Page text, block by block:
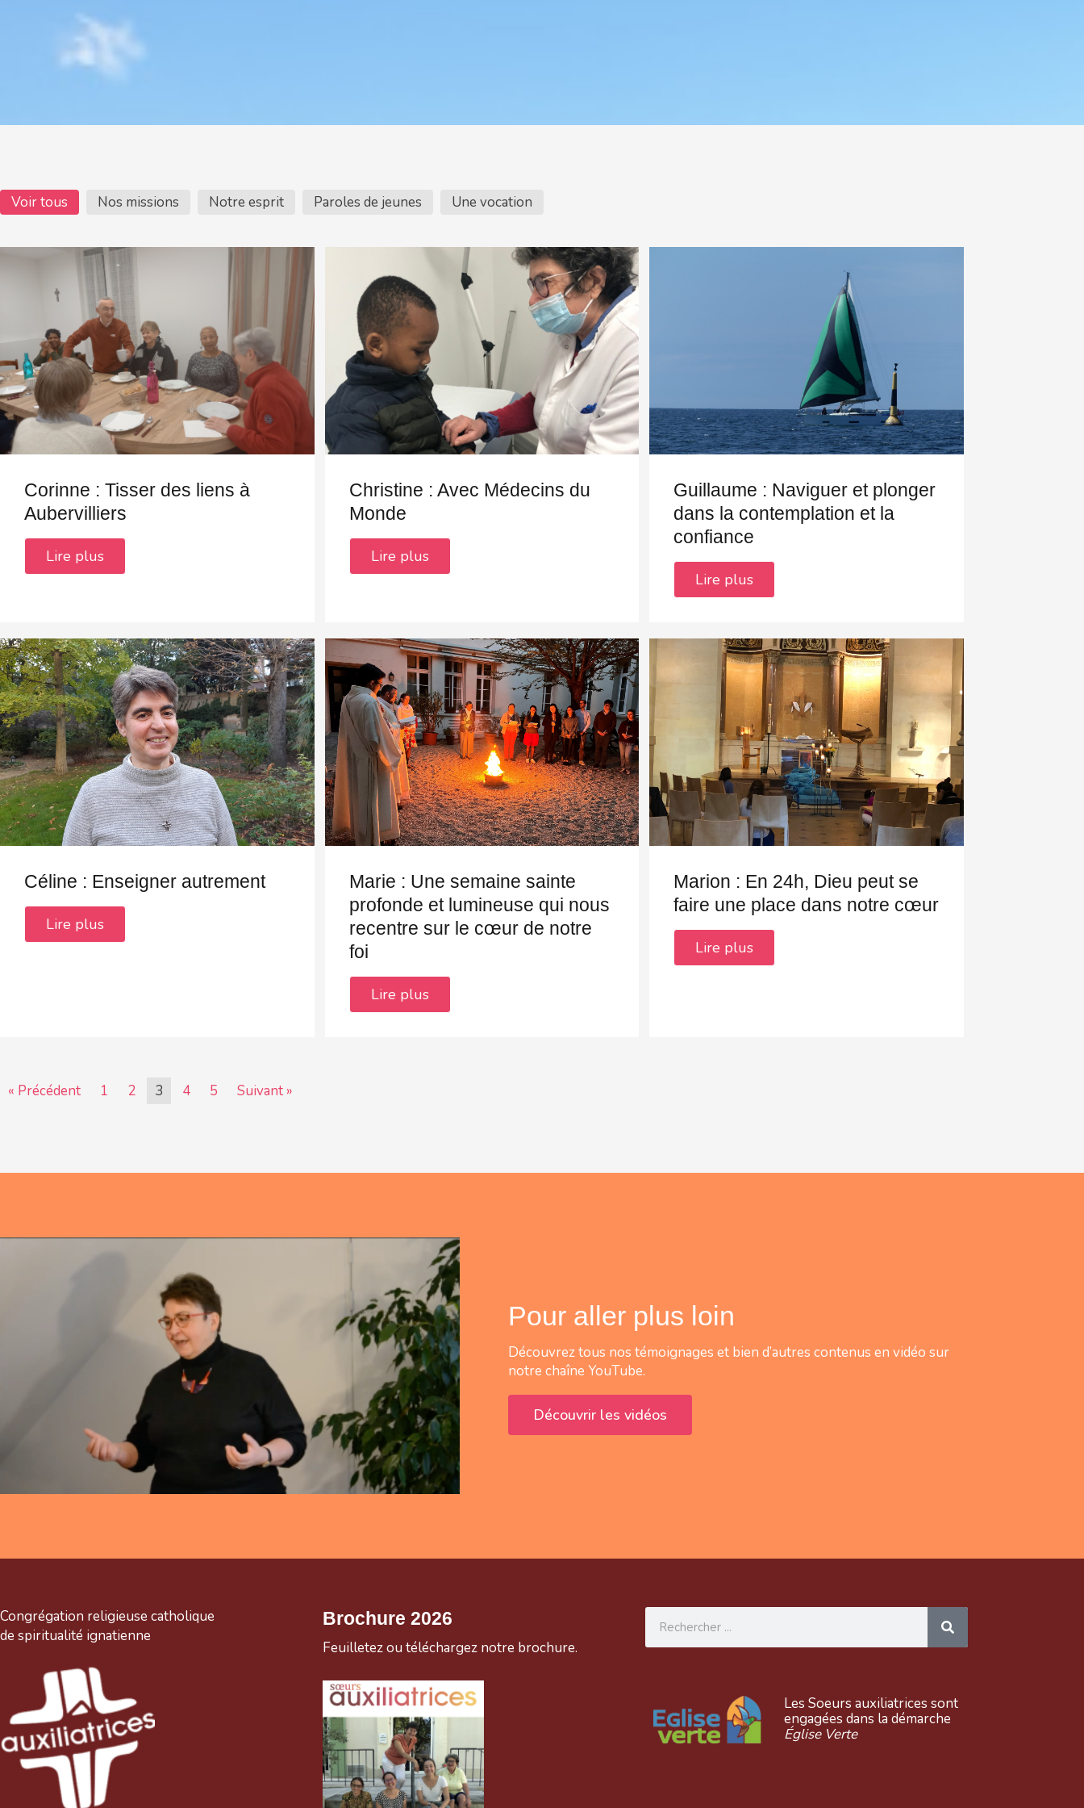
Voir tous Nos missions Notre esprit Paroles de jeunes Une vocation
Corinne : Tisser des liens à
Aubervilliers
Lire plus
Christine : Avec Médecins du
Monde
Lire plus
Guillaume : Naviguer et plonger
dans la contemplation et la
confiance
Lire plus
Céline : Enseigner autrement
Lire plus
Marie : Une semaine sainte
profonde et lumineuse qui nous
recentre sur le cœur de notre
foi
Lire plus
Marion : En 24h, Dieu peut se
faire une place dans notre cœur
Lire plus
« Précédent 1 2 3 4 5 Suivant »
Pour aller plus loin
Découvrez tous nos témoignages et bien d’autres contenus en vidéo sur
notre chaîne YouTube.
Découvrir les vidéos
Congrégation religieuse catholique
de spiritualité ignatienne
Brochure 2026
Feuilletez ou téléchargez notre brochure.
Les Soeurs auxiliatrices sont
engagées dans la démarche
Église Verte